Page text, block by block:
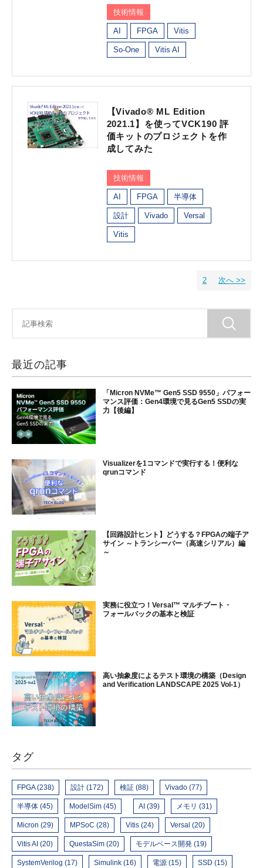
技術情報
AI FPGA Vitis
So-One Vitis AI
【Vivado® ML Edition
2021.1】を使ってVCK190 評
価キットのプロジェクトを作
成してみた
技術情報
AI FPGA 半導体
設計 Vivado Versal
Vitis
2 次へ >>
最近の記事
「Micron NVMe™ Gen5 SSD 9550」パフォー
マンス評価：Gen4環境で見るGen5 SSDの実
力【後編】
Visualizerを1コマンドで実行する！便利な
qrunコマンド
【回路設計ヒント】どうする？FPGAの端子ア
サイン ～トランシーバー（高速シリアル）編
～
実務に役立つ！Versal™ マルチブート・
フォールバックの基本と検証
高い抽象度によるテスト環境の構築（Design
and Verification LANDSCAPE 2025 Vol-1）
タグ
FPGA (238) 設計 (172) 検証 (88) Vivado (77)
半導体 (45) ModelSim (45) AI (39) メモリ (31)
Micron (29) MPSoC (28) Vitis (24) Versal (20)
Vitis AI (20) QuestaSim (20) モデルベース開発 (19)
SystemVerilog (17) Simulink (16) 電源 (15) SSD (15)